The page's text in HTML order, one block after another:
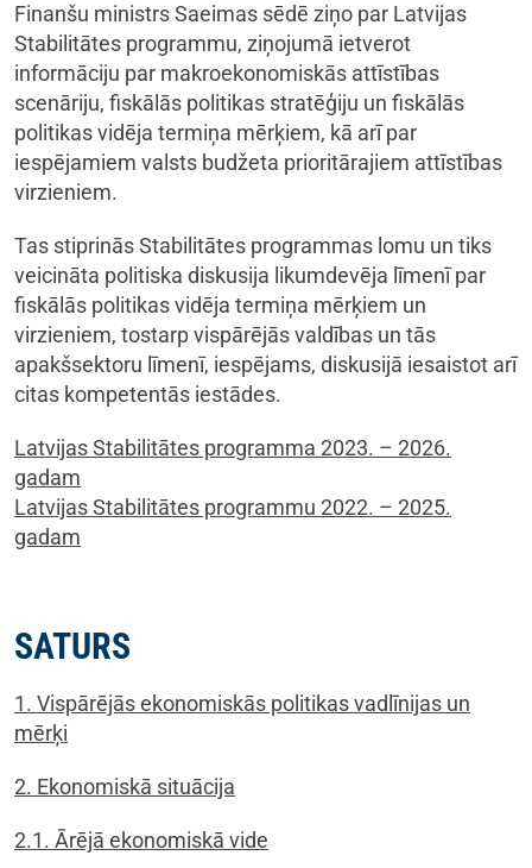
Finanšu ministrs Saeimas sēdē ziņo par Latvijas
Stabilitātes programmu, ziņojumā ietverot
informāciju par makroekonomiskās attīstības
scenāriju, fiskālās politikas stratēģiju un fiskālās
politikas vidēja termiņa mērķiem, kā arī par
iespējamiem valsts budžeta prioritārajiem attīstības
virzieniem.
Tas stiprinās Stabilitātes programmas lomu un tiks
veicināta politiska diskusija likumdevēja līmenī par
fiskālās politikas vidēja termiņa mērķiem un
virzieniem, tostarp vispārējās valdības un tās
apakšsektoru līmenī, iespējams, diskusijā iesaistot arī
citas kompetentās iestādes.
Latvijas Stabilitātes programma 2023. – 2026.
gadam
Latvijas Stabilitātes programmu 2022. – 2025.
gadam
SATURS
1. Vispārējās ekonomiskās politikas vadlīnijas un
mērķi
2. Ekonomiskā situācija
2.1. Ārējā ekonomiskā vide